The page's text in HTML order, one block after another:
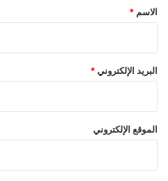
*
الاسم *
البريد الإلكتروني *
الموقع الإلكتروني